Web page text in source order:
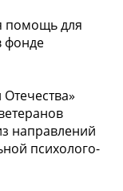
помощь для
фонде
направлений
психолого-